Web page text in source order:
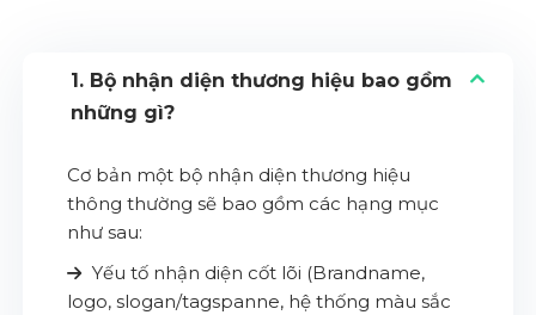
1. Bộ nhận diện thương hiệu bao gồm
những gì?
Cơ bản một bộ nhận diện thương hiệu
thông thường sẽ bao gồm các hạng mục
như sau:
Yếu tố nhận diện cốt lõi (Brandname,
logo, slogan/tagspanne, hệ thống màu sắc